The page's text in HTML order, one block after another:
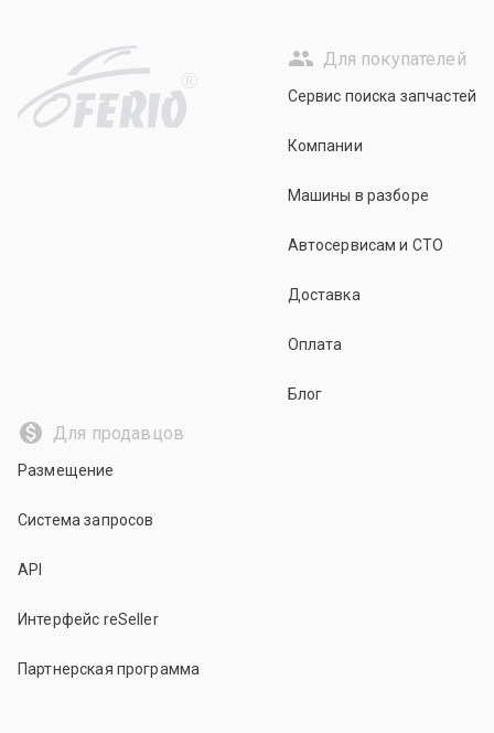
R
Для покупателей
Сервис поиска запчастей
Компании
Машины в разборе
Автосервисам и СТО
Доставка
Оплата
Блог
Для продавцов
Размещение
Система запросов
API
Интерфейс reSeller
Партнерская программа